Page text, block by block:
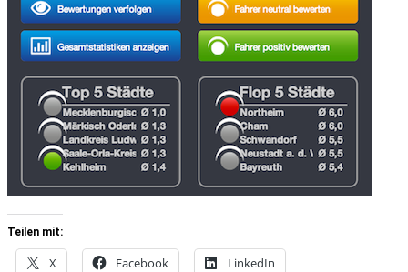
Teilen mit:
X Facebook LinkedIn